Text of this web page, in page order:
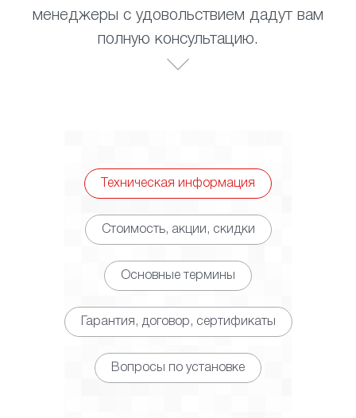
менеджеры с удовольствием дадут вам
полную консультацию.
Техническая информация
Стоимость, акции, скидки
Основные термины
Гарантия, договор, сертификаты
Вопросы по установке